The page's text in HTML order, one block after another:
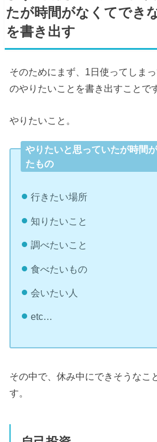
たが時間がなくてでき
を書き出す
そのためにまず、1日使ってしま
のやりたいことを書き出すことで
やりたいこと。
やりたいと思っていたが時間
たもの
行きたい場所
知りたいこと
調べたいこと
食べたいもの
会いたい人
etc…
その中で、休み中にできそうなこ
す。